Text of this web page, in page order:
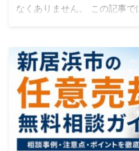
なくありません。 この記事